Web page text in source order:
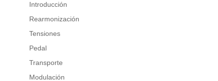
Introducción
Rearmonización
Tensiones
Pedal
Transporte
Modulación